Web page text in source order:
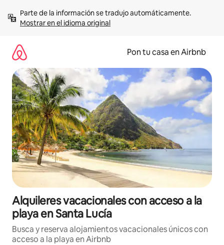
contenidoMostrar en el idioma original
Pon tu casa en Airbnb
Alquileres vacacionales con acceso a la
playa en Santa Lucía
Busca y reserva alojamientos vacacionales únicos con
acceso a la playa en Airbnb